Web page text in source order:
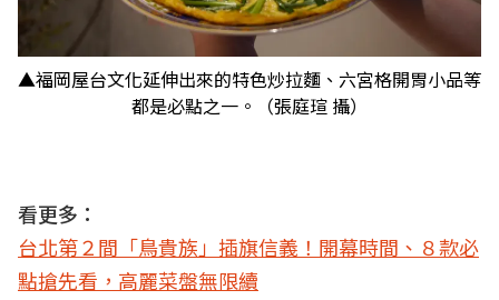
▲福岡屋台文化延伸出來的特色炒拉麵、六宮格開胃小品等
都是必點之一。（張庭瑄 攝）
看更多：
台北第２間「鳥貴族」插旗信義！開幕時間、８款必
點搶先看，高麗菜盤無限續